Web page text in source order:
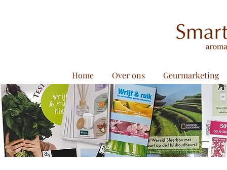
Home Over ons Geurmarketing